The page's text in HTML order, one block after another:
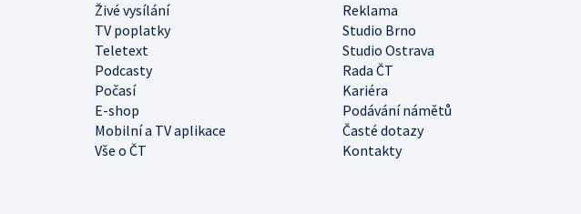
Živé vysílání
Reklama
TV poplatky
Studio Brno
Teletext
Studio Ostrava
Podcasty
Rada ČT
Počasí
Kariéra
E-shop
Podávání námětů
Mobilní a TV aplikace
Časté dotazy
Vše o ČT
Kontakty